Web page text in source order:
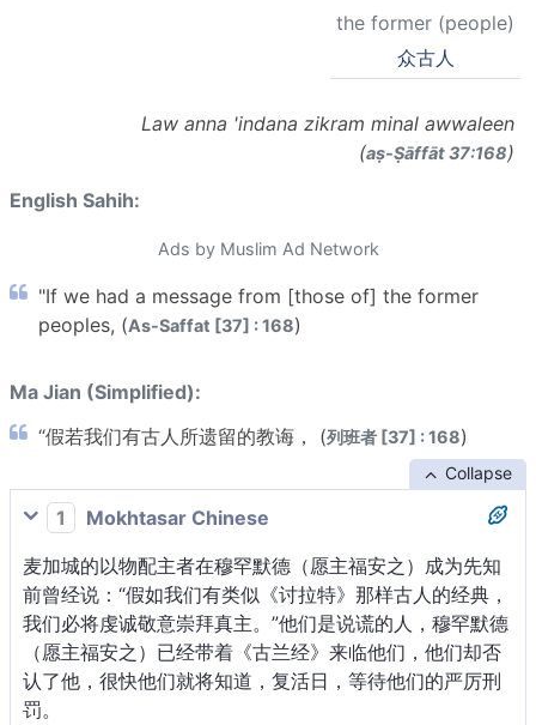
the former (people)
众古人
Law anna 'indana zikram minal awwaleen
(aṣ-Ṣāffāt 37:168)
English Sahih:
Ads by Muslim Ad Network
"If we had a message from [those of] the former
peoples, (As-Saffat [37] : 168)
Ma Jian (Simplified):
“假若我们有古人所遗留的教诲， (列班者 [37] : 168)
Collapse
1
Mokhtasar Chinese
麦加城的以物配主者在穆罕默德（愿主福安之）成为先知
前曾经说：“假如我们有类似《讨拉特》那样古人的经典，
我们必将虔诚敬意崇拜真主。”他们是说谎的人，穆罕默德
（愿主福安之）已经带着《古兰经》来临他们，他们却否
认了他，很快他们就将知道，复活日，等待他们的严厉刑
罚。